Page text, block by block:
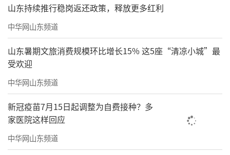
山东持续推行稳岗返还政策，释放更多红利
中华网山东频道
山东暑期文旅消费规模环比增长15% 这5座“清凉小城”最
受欢迎
中华网山东频道
新冠疫苗7月15日起调整为自费接种？多
家医院这样回应
中华网山东频道